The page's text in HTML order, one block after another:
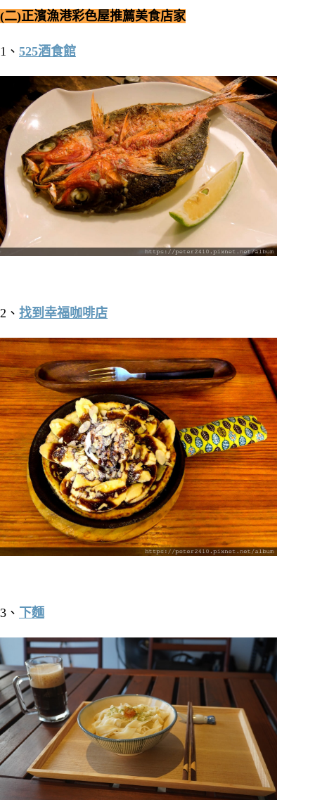
(二)正濱漁港彩色屋推薦美食店家
1、 525酒食館
2、 找到幸福咖啡店
3、 下麵